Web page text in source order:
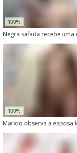
100%
100%